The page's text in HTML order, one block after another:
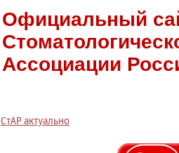
Официальный
Ассоциации
СтАР актуально